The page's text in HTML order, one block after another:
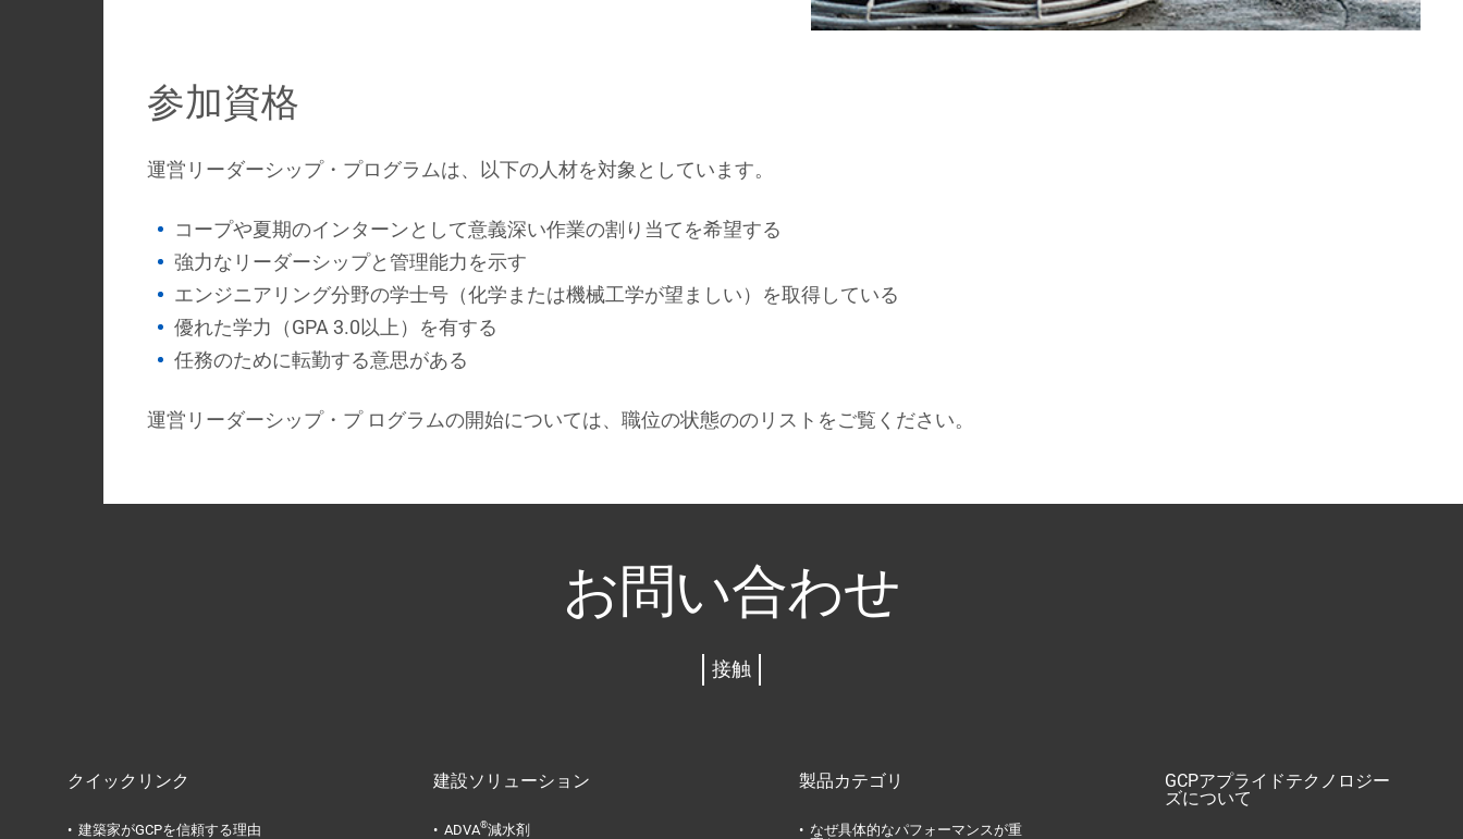
参加資格
運営リーダーシップ・プログラムは、以下の人材を対象としています。
コープや夏期のインターンとして意義深い作業の割り当てを希望する
強力なリーダーシップと管理能力を示す
エンジニアリング分野の学士号（化学または機械工学が望ましい）を取得している
優れた学力（GPA 3.0以上）を有する
任務のために転勤する意思がある
運営リーダーシップ・プ ログラムの開始については、職位の状態ののリストをご覧ください。
お問い合わせ
接触
クイックリンク
建築家がGCPを信頼する理由
建設ソリューション
ADVA®減水剤
製品カテゴリ
なぜ具体的なパフォーマンスが重
GCPアプライドテクノロジー
ズについて